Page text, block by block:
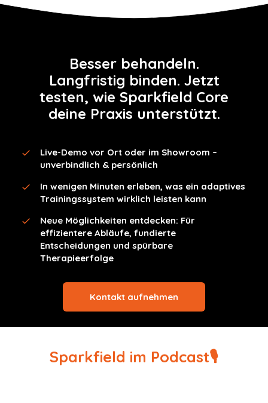
Besser behandeln.
Langfristig binden. Jetzt
testen, wie Sparkfield Core
deine Praxis unterstützt.
Live-Demo vor Ort oder im Showroom –
unverbindlich & persönlich
In wenigen Minuten erleben, was ein adaptives
Trainingssystem wirklich leisten kann
Neue Möglichkeiten entdecken: Für
effizientere Abläufe, fundierte
Entscheidungen und spürbare
Therapieerfolge
Kontakt aufnehmen
Sparkfield im Podcast🎙️